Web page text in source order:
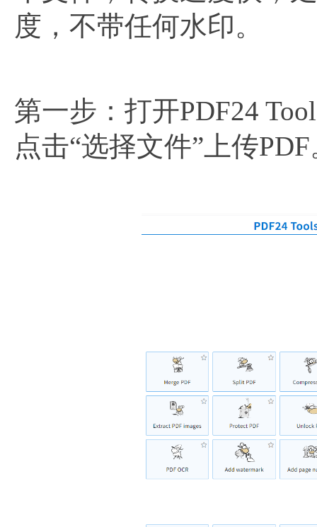
度，不带任何水印。​
第一步：打开PDF24
点击“选择文件”上传